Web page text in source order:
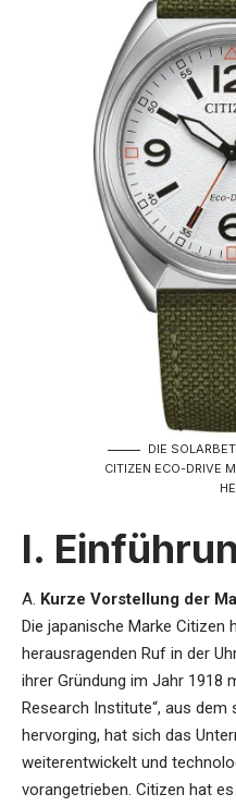
DIE
CITIZEN ECO-DRIVE
I.
A. Kurze Vorstellung der
Die japanische Marke Citizen
herausragenden Ruf in der
ihrer Gründung im Jahr 1918
Research Institute“, aus dem
hervorging, hat sich das
weiterentwickelt und
vorangetrieben. Citizen hat